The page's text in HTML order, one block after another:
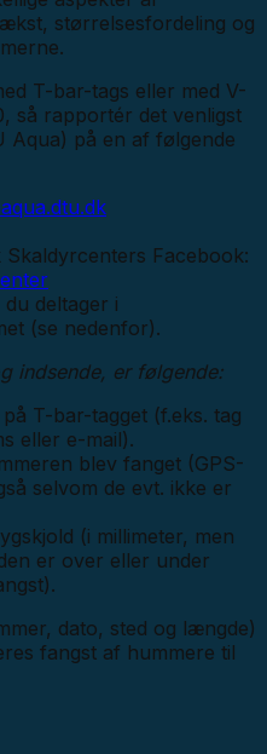
størrelsesfordeling og
T-bar-tags eller med V-
så rapportér det venligst
Aqua) på en af følgende
Skaldyrcenters Facebook:
deltager i
(se nedenfor).
indsende, er følgende:
T-bar-tagget (f.eks. tag
eller e-mail).
blev fanget (GPS-
selvom de evt. ikke er
(i millimeter, men
er over eller under
dato, sted og længde)
fangst af hummere til